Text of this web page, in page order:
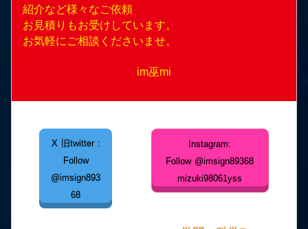
紹介など様々なご依頼
お見積りもお受けしています。
お気軽にご相談くださいませ。
im巫mi
X 旧twitter :
Follow
@imsign893
68
Instagram:
Follow @imsign89368
mizuki98061yss